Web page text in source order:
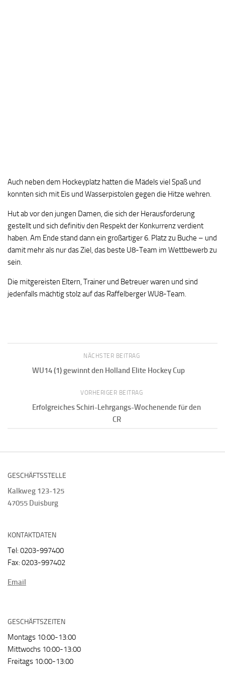
Auch neben dem Hockeyplatz hatten die Mädels viel Spaß und
konnten sich mit Eis und Wasserpistolen gegen die Hitze wehren.
Hut ab vor den jungen Damen, die sich der Herausforderung
gestellt und sich definitiv den Respekt der Konkurrenz verdient
haben. Am Ende stand dann ein großartiger 6. Platz zu Buche – und
damit mehr als nur das Ziel, das beste U8-Team im Wettbewerb zu
sein.
Die mitgereisten Eltern, Trainer und Betreuer waren und sind
jedenfalls mächtig stolz auf das Raffelberger WU8-Team.
NÄCHSTER BEITRAG
WU14 (1) gewinnt den Holland Elite Hockey Cup
VORHERIGER BEITRAG
Erfolgreiches Schiri-Lehrgangs-Wochenende für den
CR
GESCHÄFTSSTELLE
Kalkweg 123-125
47055 Duisburg
KONTAKTDATEN
Tel: 0203-997400
Fax: 0203-997402
Email
GESCHÄFTSZEITEN
Montags 10:00-13:00
Mittwochs 10:00-13:00
Freitags 10:00-13:00